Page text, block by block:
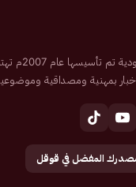
صحيفة
بمهنية ومصداقية
المفضل في قوقل